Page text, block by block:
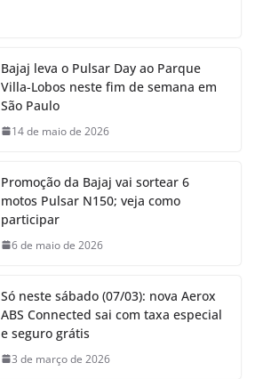
Bajaj leva o Pulsar Day ao Parque
Villa-Lobos neste fim de semana em
São Paulo
14 de maio de 2026
Promoção da Bajaj vai sortear 6
motos Pulsar N150; veja como
participar
6 de maio de 2026
Só neste sábado (07/03): nova Aerox
ABS Connected sai com taxa especial
e seguro grátis
3 de março de 2026